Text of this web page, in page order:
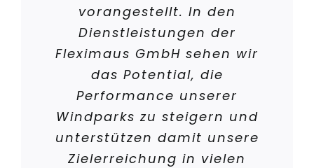
vorangestellt. In den
Dienstleistungen der
Fleximaus GmbH sehen wir
das Potential, die
Performance unserer
Windparks zu steigern und
unterstützen damit unsere
Zielerreichung in vielen